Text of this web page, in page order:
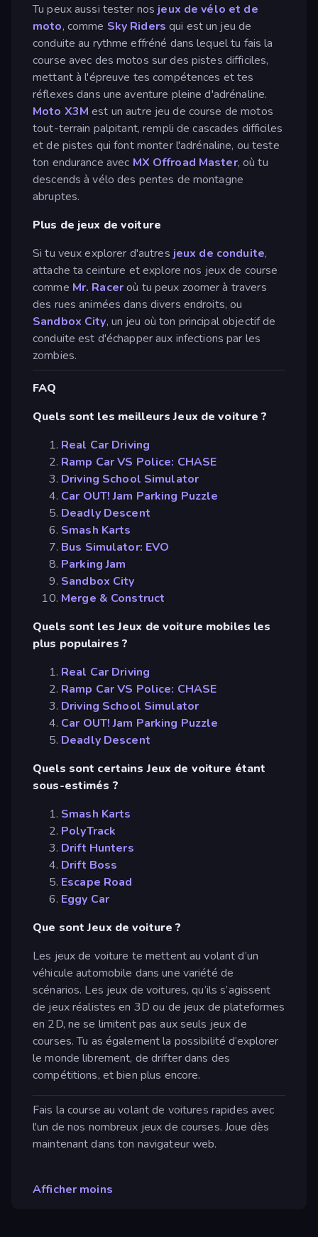
Tu peux aussi tester nos jeux de vélo et de
moto, comme Sky Riders qui est un jeu de
conduite au rythme effréné dans lequel tu fais la
course avec des motos sur des pistes difficiles,
mettant à l'épreuve tes compétences et tes
réflexes dans une aventure pleine d'adrénaline.
Moto X3M est un autre jeu de course de motos
tout-terrain palpitant, rempli de cascades difficiles
et de pistes qui font monter l'adrénaline, ou teste
ton endurance avec MX Offroad Master, où tu
descends à vélo des pentes de montagne
abruptes.
Plus de jeux de voiture
Si tu veux explorer d'autres jeux de conduite,
attache ta ceinture et explore nos jeux de course
comme Mr. Raceroù tu peux zoomer à travers
des rues animées dans divers endroits, ou
Sandbox City, un jeu où ton principal objectif de
conduite est d'échapper aux infections par les
zombies.
FAQ
Quels sont les meilleurs Jeux de voiture ?
Real Car Driving
Ramp Car VS Police: CHASE
Driving School Simulator
Car OUT! Jam Parking Puzzle
Deadly Descent
Smash Karts
Bus Simulator: EVO
Parking Jam
Sandbox City
Merge & Construct
Quels sont les Jeux de voiture mobiles les
plus populaires ?
Real Car Driving
Ramp Car VS Police: CHASE
Driving School Simulator
Car OUT! Jam Parking Puzzle
Deadly Descent
Quels sont certains Jeux de voiture étant
sous-estimés ?
Smash Karts
PolyTrack
Drift Hunters
Drift Boss
Escape Road
Eggy Car
Que sont Jeux de voiture ?
Les jeux de voiture te mettent au volant d’un
véhicule automobile dans une variété de
scénarios. Les jeux de voitures, qu’ils s’agissent
de jeux réalistes en 3D ou de jeux de plateformes
en 2D, ne se limitent pas aux seuls jeux de
courses. Tu as également la possibilité d’explorer
le monde librement, de drifter dans des
compétitions, et bien plus encore.
Fais la course au volant de voitures rapides avec
l'un de nos nombreux jeux de courses. Joue dès
maintenant dans ton navigateur web.
Afficher moins